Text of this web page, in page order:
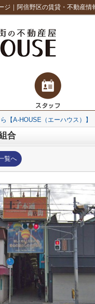
【A-HOUSE（エーハウス）】
合
覧へ